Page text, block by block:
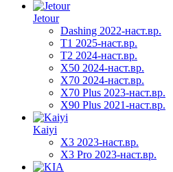
Jetour
Dashing 2022-наст.вр.
T1 2025-наст.вр.
T2 2024-наст.вр.
X50 2024-наст.вр.
X70 2024-наст.вр.
X70 Plus 2023-наст.вр.
X90 Plus 2021-наст.вр.
Kaiyi
X3 2023-наст.вр.
X3 Pro 2023-наст.вр.